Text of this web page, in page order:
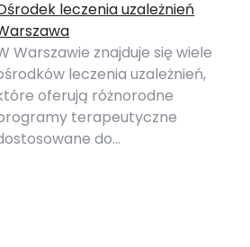
leczenia uzależnień
Warszawie znajduje się wiele
leczenia uzależnień,
oferują różnorodne
terapeutyczne
do…